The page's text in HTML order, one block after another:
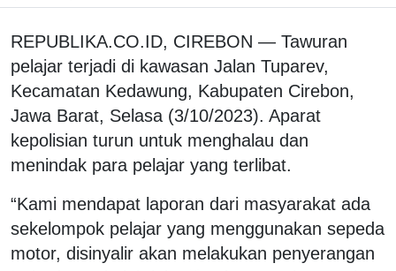
REPUBLIKA.CO.ID, CIREBON — Tawuran
pelajar terjadi di kawasan Jalan Tuparev,
Kecamatan Kedawung, Kabupaten Cirebon,
Jawa Barat, Selasa (3/10/2023). Aparat
kepolisian turun untuk menghalau dan
menindak para pelajar yang terlibat.
“Kami mendapat laporan dari masyarakat ada
sekelompok pelajar yang menggunakan sepeda
motor, disinyalir akan melakukan penyerangan